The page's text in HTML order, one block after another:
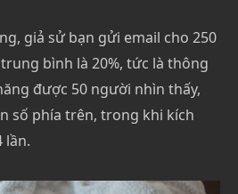
giả sử bạn gửi email cho 250
bình là 20%, tức là thông
được 50 người nhìn thấy,
số phía trên, trong khi kích
lần.